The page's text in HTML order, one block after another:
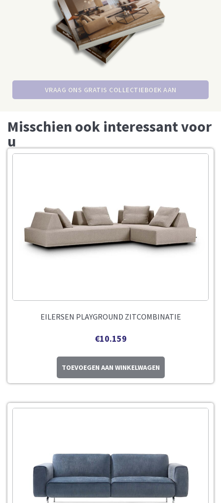
VRAAG ONS GRATIS COLLECTIEBOEK AAN
Misschien ook interessant voor
u
EILERSEN PLAYGROUND ZITCOMBINATIE
€10.159
TOEVOEGEN AAN WINKELWAGEN